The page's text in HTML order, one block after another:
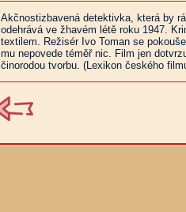
Akčnostizbavená detektivka, která by
odehrává ve žhavém létě roku 1947.
textilem. Režisér Ivo Toman se
mu nepovede téměř nic. Film jen
činorodou tvorbu. (Lexikon českého